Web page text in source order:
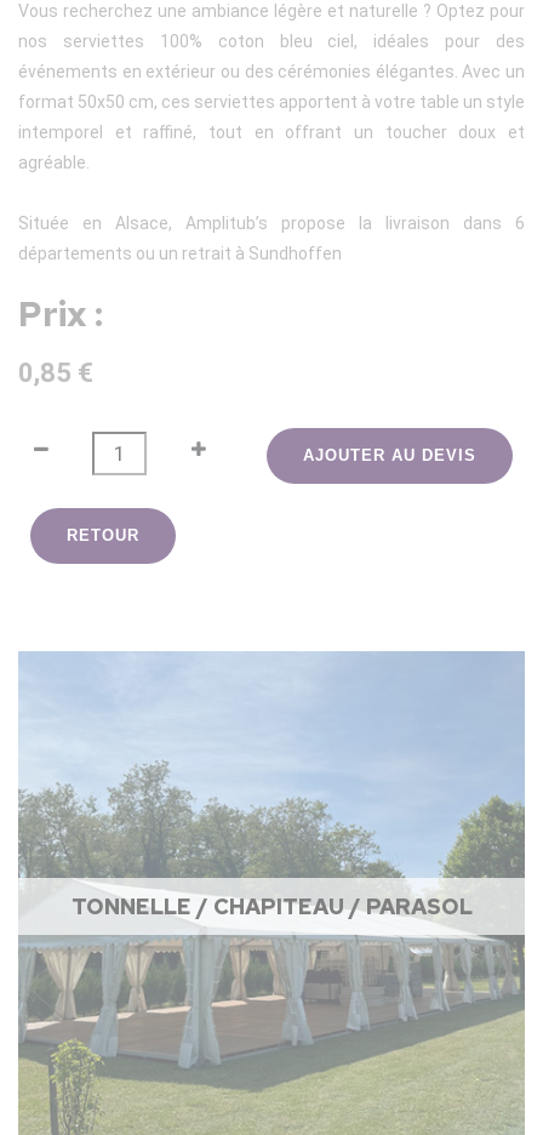
Vous recherchez une ambiance légère et naturelle ? Optez pour
nos serviettes 100% coton bleu ciel, idéales pour des
événements en extérieur ou des cérémonies élégantes. Avec un
format 50x50 cm, ces serviettes apportent à votre table un style
intemporel et raffiné, tout en offrant un toucher doux et
agréable.
Située en Alsace, Amplitub’s propose la livraison dans 6
départements ou un retrait à Sundhoffen
Prix :
0,85 €
AJOUTER AU DEVIS
RETOUR
TONNELLE / CHAPITEAU / PARASOL